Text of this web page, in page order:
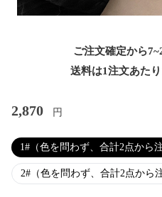
ご注文確定から
送料は1注文あたり
2,870 円
1#（色を問わず、合計2点から
2#（色を問わず、合計2点から